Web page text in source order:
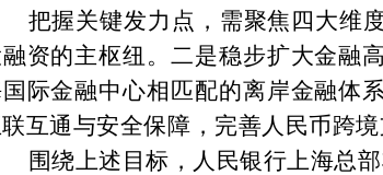
把握关键发力点，需聚焦四大维
资的主枢纽。二是稳步扩大金融
际金融中心相匹配的离岸金融体
互通与安全保障，完善人民币跨境
围绕上述目标，人民银行上海总